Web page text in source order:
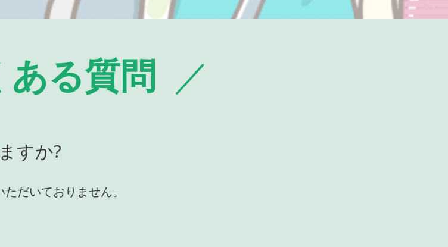
ある質問
すか?
だいておりません。